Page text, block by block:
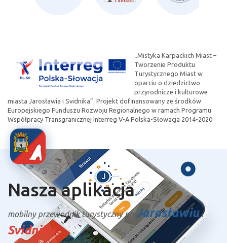
„Mistyka Karpackich Miast –
Tworzenie Produktu
Turystycznego Miast w
oparciu o dziedzictwo
przyrodnicze i kulturowe
miasta Jarosławia i Svidnika”. Projekt dofinansowany ze środków
Europejskiego Funduszu Rozwoju Regionalnego w ramach Programu
Współpracy Transgranicznej Interreg V-A Polska-Słowacja 2014-2020
Nasza aplikacja
mobilny przewodnik turystyczny poJarosławiui
Svidniku